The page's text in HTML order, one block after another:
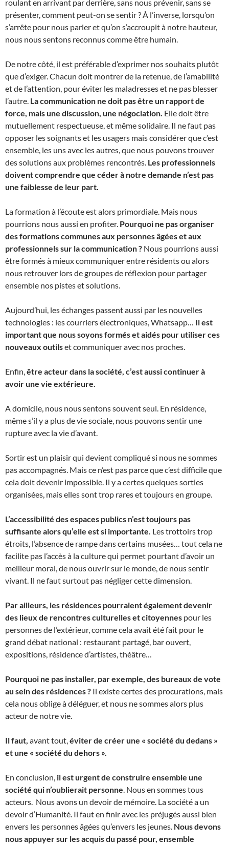
roulant en arrivant par derrière, sans nous prévenir, sans se
présenter, comment peut-on se sentir ? À l’inverse, lorsqu’on
s’arrête pour nous parler et qu’on s’accroupit à notre hauteur,
nous nous sentons reconnus comme être humain.
De notre côté, il est préférable d’exprimer nos souhaits plutôt
que d’exiger. Chacun doit montrer de la retenue, de l’amabilité
et de l’attention, pour éviter les maladresses et ne pas blesser
l’autre. La communication ne doit pas être un rapport de
force, mais une discussion, une négociation. Elle doit être
mutuellement respectueuse, et même solidaire. Il ne faut pas
opposer les soignants et les usagers mais considérer que c’est
ensemble, les uns avec les autres, que nous pouvons trouver
des solutions aux problèmes rencontrés. Les professionnels
doivent comprendre que céder à notre demande n’est pas
une faiblesse de leur part.
La formation à l’écoute est alors primordiale. Mais nous
pourrions nous aussi en profiter. Pourquoi ne pas organiser
des formations communes aux personnes âgées et aux
professionnels sur la communication ? Nous pourrions aussi
être formés à mieux communiquer entre résidents ou alors
nous retrouver lors de groupes de réflexion pour partager
ensemble nos pistes et solutions.
Aujourd’hui, les échanges passent aussi par les nouvelles
technologies : les courriers électroniques, Whatsapp… Il est
important que nous soyons formés et aidés pour utiliser ces
nouveaux outilset communiquer avec nos proches.
Enfin,être acteur dans la société, c’est aussi continuer à
avoir une vie extérieure.
A domicile, nous nous sentons souvent seul. En résidence,
même s’il y a plus de vie sociale, nous pouvons sentir une
rupture avec la vie d’avant.
Sortir est un plaisir qui devient compliqué si nous ne sommes
pas accompagnés. Mais ce n’est pas parce que c’est difficile que
cela doit devenir impossible. Il y a certes quelques sorties
organisées, mais elles sont trop rares et toujours en groupe.
L’accessibilité des espaces publics n’est toujours pas
suffisante alors qu’elle est si importante. Les trottoirs trop
étroits, l’absence de rampe dans certains musées… tout cela ne
facilite pas l’accès à la culture qui permet pourtant d’avoir un
meilleur moral, de nous ouvrir sur le monde, de nous sentir
vivant. Il ne faut surtout pas négliger cette dimension.
Par ailleurs, les résidences pourraient également devenir
des lieux de rencontres culturelles et citoyennes pour les
personnes de l’extérieur, comme cela avait été fait pour le
grand débat national : restaurant partagé, bar ouvert,
expositions, résidence d’artistes, théâtre…
Pourquoi ne pas installer, par exemple, des bureaux de vote
au sein des résidences ? Il existe certes des procurations, mais
cela nous oblige à déléguer, et nous ne sommes alors plus
acteur de notre vie.
Il faut, avant tout,éviter de créer une « société du dedans »
et une « société du dehors ».
En conclusion, il est urgent de construire ensemble une
société qui n’oublierait personne. Nous en sommes tous
acteurs. Nous avons un devoir de mémoire. La société a un
devoir d’Humanité. Il faut en finir avec les préjugés aussi bien
envers les personnes âgées qu’envers les jeunes. Nous devons
nous appuyer sur les acquis du passé pour, ensemble